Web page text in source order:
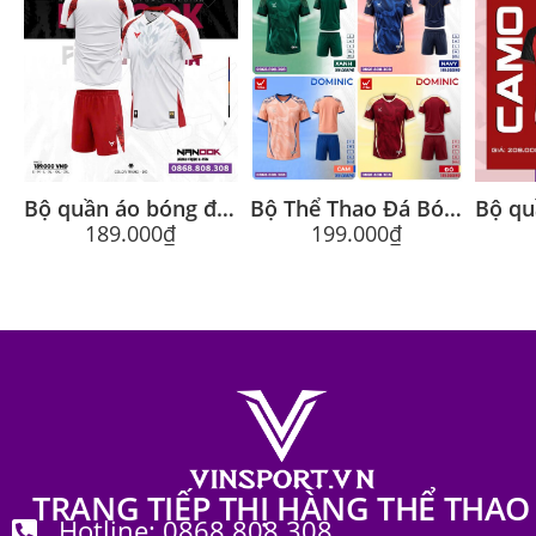
Bộ quần áo bóng đá Nanook Chính Hãng Aspeed
189.000₫
Bộ Thể Thao Đá Bóng Wika Dominic Chính Hãng
199.000₫
TRANG TIẾP THỊ HÀNG THỂ THAO